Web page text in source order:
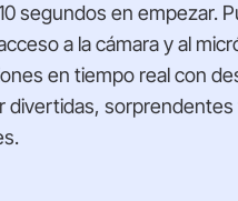
segundos en empezar.
a la cámara y al
en tiempo real con
divertidas,